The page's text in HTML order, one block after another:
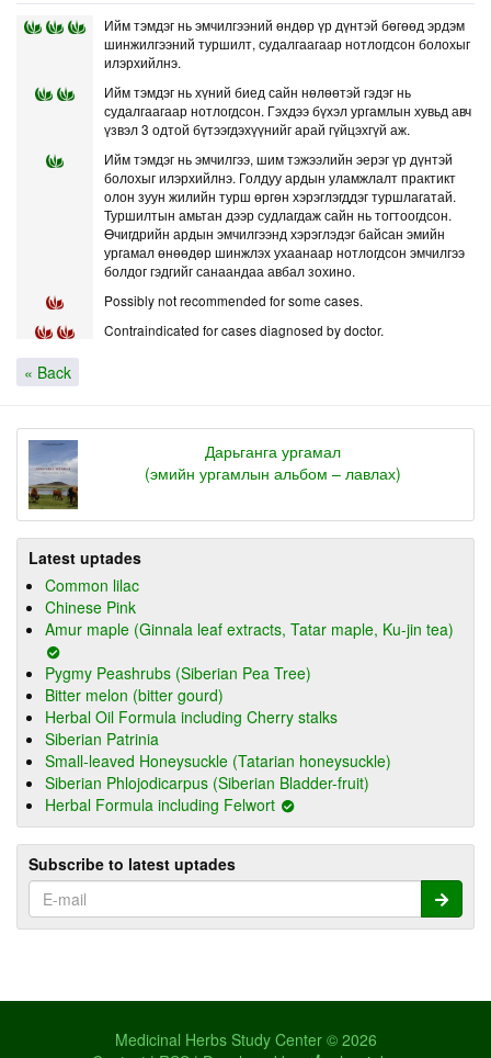
Ийм тэмдэг нь эмчилгээний өндөр үр дүнтэй бөгөөд эрдэм
шинжилгээний туршилт, судалгаагаар нотлогдсон болохыг
илэрхийлнэ.
Ийм тэмдэг нь хүний биед сайн нөлөөтэй гэдэг нь
судалгаагаар нотлогдсон. Гэхдээ бүхэл ургамлын хувьд авч
үзвэл 3 одтой бүтээгдэхүүнийг арай гүйцэхгүй аж.
Ийм тэмдэг нь эмчилгээ, шим тэжээлийн эерэг үр дүнтэй
болохыг илэрхийлнэ. Голдуу ардын уламжлалт практикт
олон зуун жилийн турш өргөн хэрэглэгддэг туршлагатай.
Туршилтын амьтан дээр судлагдаж сайн нь тогтоогдсон.
Өчигдрийн ардын эмчилгээнд хэрэглэдэг байсан эмийн
ургамал өнөөдөр шинжлэх ухаанаар нотлогдсон эмчилгээ
болдог гэдгийг санаандаа авбал зохино.
Possibly not recommended for some cases.
Contraindicated for cases diagnosed by doctor.
« Back
Дарьганга ургамал
(эмийн ургамлын альбом – лавлах)
Latest uptades
Common lilac
Chinese Pink
Amur maple (Ginnala leaf extracts, Tatar maple, Ku-jin tea)
Pygmy Peashrubs (Siberian Pea Tree)
Bitter melon (bitter gourd)
Herbal Oil Formula including Cherry stalks
Siberian Patrinia
Small-leaved Honeysuckle (Tatarian honeysuckle)
Siberian Phlojodicarpus (Siberian Bladder-fruit)
Herbal Formula including Felwort
Subscribe to latest uptades
Medicinal Herbs Study Center © 2026